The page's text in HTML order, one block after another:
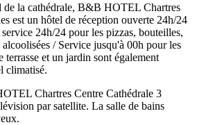
de la cathédrale, B&B HOTEL Chartres
est un hôtel de réception ouverte 24h/24
24h/24 pour les pizzas, bouteilles,
/ Service jusqu'à 00h pour les
terrasse et un jardin sont également
climatisé.
Chartres Centre Cathédrale 3
par satellite. La salle de bains